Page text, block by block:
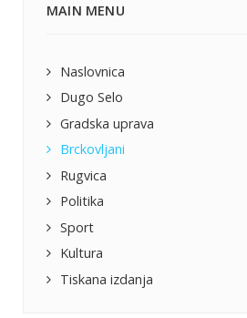
MAIN MENU
Naslovnica
Dugo Selo
Gradska uprava
Brckovljani
Rugvica
Politika
Sport
Kultura
Tiskana izdanja